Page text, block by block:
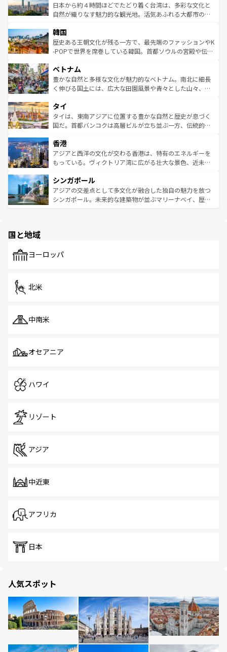
情報はコンテンツ一覧を参照してほしい。
人々、おいしいローカルフードやハワイアンミュージッ
ク、伝統的なフラダンスなど、すべてがハワイの魅力を彩
ワイを、存分に味わってほしい。 なお、新着のハワイ情報
はコンテンツ一覧を参照してほしい。
ク）、タスマニアの美しい原生林やケアンズの熱帯雨林な
ど、見どころがたくさん。また、カフェやワイン、オージ
いる。アクティビティも充実しており、サーフィンやダイ
ビング、ハイキングなど、アウトドア好きにはたまらな
い。オーストラリアの多彩な魅力を存分に味わいつくそ
参照してほしい。
日本から約４時間ほどでたどり着く台湾は、多彩な文化と
自然が織りなす魅力的な観光地。活気あふれる大都市の台
ン）、静ひつな山岳地帯である台湾東部など、都市の喧騒
と山間の静けさが共存しており、訪れる人に新しい発見と
驚きをもたらしてくれる。また、奥深い台湾の食文化も魅
容にもいいと評判のスイーツなど、バラエティ豊かな料理
が味わえる。 なお、新着の台湾情報は コンテンツ一覧を参
照してほしい。
韓国
歴史ある王朝文化が残る一方で、最先端のファッションやK
-POPで世界を席巻している韓国。首都ソウルの宮殿や伝統
き、地方に足を延ばせば四季折々の自然美を楽しむことが
できる。そして、キムチや焼肉、絶品のストリートフード
まで、さまざまな韓国料理が待っている。夜には、韓国な
リティに包まれながら、韓国の多彩な魅力を心ゆくまで味
わってみてほしい。 なお、新着の韓国情報はコンテンツ一
覧を参照してほしい。
ベトナム
豊かな自然と多様な文化が魅力的なベトナム。南北に細長
く伸びる国土には、広大な田園風景や青々とした山々、世
急速な発展と共に伝統が息づく。ハノイの古い町並みやホ
ーチミン市のフランス統治時代の建物も、独特の雰囲気を
醸し出している。また、バラエティの豊かさとおいしさで
とつ。フォーやバインミー、ベトナムコーヒーなどは、ぜ
ひ現地で味わいたい。どの地域を訪れてもあたたかい人々
が旅行者を迎えてくれるので、きっと忘れられない旅にな
参照してほしい。
タイ
タイは、東南アジアに位置する豊かな自然と歴史が息づく
国だ。首都バンコクは高層ビルが立ち並ぶ一方、伝統的な
の活気が交差している。北部ではチェンマイなどの山岳地
帯で自然と触れ合い、南部ではプーケットやクラビの美し
いビーチでリゾート気分を楽しむことができる。タイ料理
激する。気候は一年中温暖で、どの季節にも異なる楽しみ
が待っている。親しみやすいタイの人々、仏教を中心とし
た文化、そして多様な観光資源が、訪れる旅人を魅了し続
香港
アジアと西洋の文化が交わる香港は、特有のエネルギーを
もっている。ヴィクトリア湾に広がる壮大な景色、近未来
み、どこを訪れても感動するはず。観光スポットが密集し
ており、効率よく見どころを回れるのも魅力。息をのむよ
うな絶景から文化的な体験まで、香港を存分に楽しみ尽く
シンガポール
アジアの交差点として多文化が融合した独自の魅力を放つ
シンガポール。未来的な建築物が並ぶマリーナベイ、歴史
で、ホーカーズは地元の風情を楽しめる外せないスポット
国と地域
ヨーロッパ
北米
中南米
オセアニア
ハワイ
リゾート
アジア
中近東
アフリカ
日本
人気スポット